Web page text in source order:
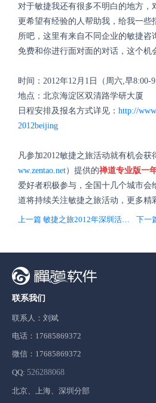
对于敏捷我还有很多不明白的地方，
更希望有经验的人帮助我，给我一些
所吧，这里有来自不同企业的敏捷咨
免费和你进行面对面的对话，这个机
时间：2012年12月1日（周六,早8:00-
地点：北京海淀区双清路学研大厦
日程安排及报名方式详见： http://
2012beijing
凡参加2012敏捷之旅活动就有机会获
ww.zentao.net）提供的禅道专业版一
爱好者积极参与，全国十几个城市会
道将持续关注敏捷之旅活动，更多精
上一篇 敏捷之旅2012年深圳活动开始！
联系我们
联系人：刘斌
电话：17685869372
微信：17685869372
QQ: 526288068
北京、上海、深圳分部